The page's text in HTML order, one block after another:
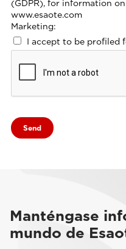
(GDPR), for information
www.esaote.com
Marketing:
I accept to be profiled
Manténgase
mundo de